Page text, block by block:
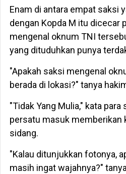
Enam di antara empat saksi
dengan Kopda M itu dicecar
mengenal oknum TNI
yang dituduhkan punya
"Apakah saksi mengenal
berada di lokasi?" tanya
"Tidak Yang Mulia," kata
persatu masuk memberikan
sidang.
"Kalau ditunjukkan fotonya,
masih ingat wajahnya?"